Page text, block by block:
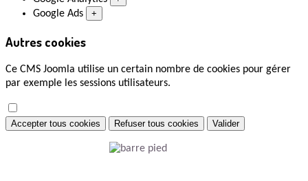
Google Ads +
Autres cookies
Ce CMS Joomla utilise un certain nombre de cookies pour gérer
par exemple les sessions utilisateurs.
Accepter tous cookies Refuser tous cookies Valider